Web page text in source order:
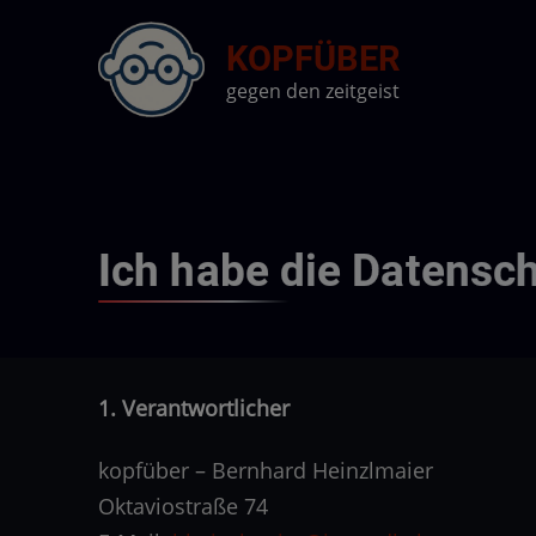
KOPFÜBER
gegen den zeitgeist
Ich habe die
1. Verantwortlicher
kopfüber – Bernhard Heinzlmaier
Oktaviostraße 74